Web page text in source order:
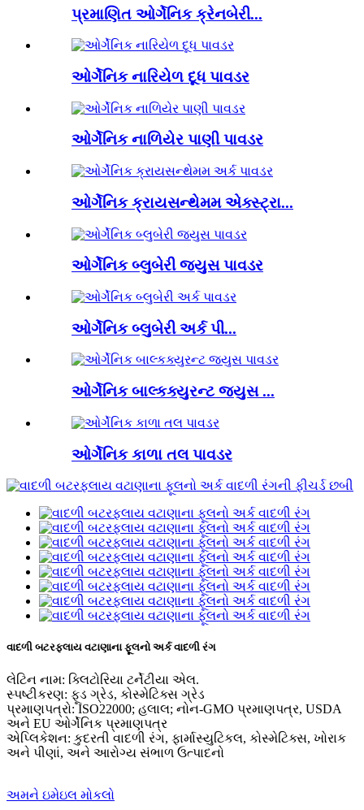
પ્રમાણિત ઓર્ગેનિક ક્રેનબેરી...
ઓર્ગેનિક નારિયેળ દૂધ પાવડર
ઓર્ગેનિક નાળિયેર પાણી પાવડર
ઓર્ગેનિક ક્રાયસન્થેમમ એક્સ્ટ્રા...
ઓર્ગેનિક બ્લુબેરી જ્યુસ પાવડર
ઓર્ગેનિક બ્લુબેરી અર્ક પી...
ઓર્ગેનિક બાલ્કક્યુરન્ટ જ્યુસ ...
ઓર્ગેનિક કાળા તલ પાવડર
વાદળી બટરફ્લાય વટાણાના ફૂલનો અર્ક વાદળી રંગ
લેટિન નામ: ક્લિટોરિયા ટર્નેટીયા એલ.
સ્પષ્ટીકરણ: ફૂડ ગ્રેડ, કોસ્મેટિક્સ ગ્રેડ
પ્રમાણપત્રો: ISO22000; હલાલ; નોન-GMO પ્રમાણપત્ર, USDA
અને EU ઓર્ગેનિક પ્રમાણપત્ર
એપ્લિકેશન: કુદરતી વાદળી રંગ, ફાર્માસ્યુટિકલ, કોસ્મેટિક્સ, ખોરાક
અને પીણાં, અને આરોગ્ય સંભાળ ઉત્પાદનો
અમને ઇમેઇલ મોકલો